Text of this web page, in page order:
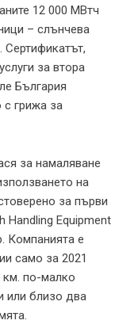
12 000 МВтч
– слънчева
Сертификатът,
за втора
България
с грижа за
за намаляване
на
за първи
Handling Equipment
Компанията е
само за 2021
км. по-малко
или близо два